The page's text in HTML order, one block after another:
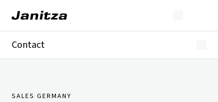
Contact
Presse
SALES GERMANY